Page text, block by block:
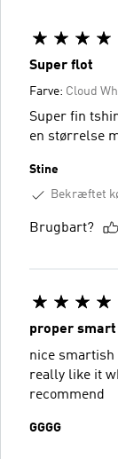
Super flot
Farve: Cloud
Super fin
en størrelse
Stine
Bekræftet
Brugbart?
proper
nice smartish
really like it
recommend
GGGG